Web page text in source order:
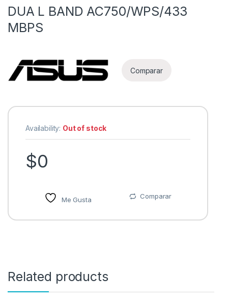
DUA L BAND AC750/WPS/433
MBPS
Comparar
Availability: Out of stock
$0
Me Gusta Comparar
Related products